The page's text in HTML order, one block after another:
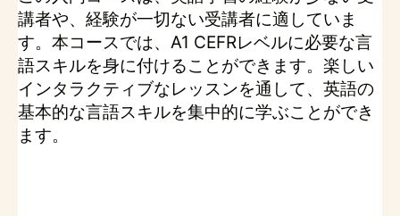
講者や、経験が一切ない受講者に適していま
す。本コースでは、A1 CEFRレベルに必要な言
語スキルを身に付けることができます。楽しい
インタラクティブなレッスンを通して、英語の
基本的な言語スキルを集中的に学ぶことができ
ます。